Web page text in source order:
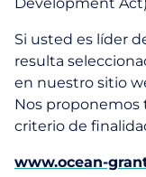
Si usted es líder
resulta
en nuestro sitio
Nos proponemos
criterio de
www.ocean-